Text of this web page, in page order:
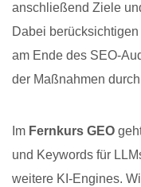
anschließend Ziele
Dabei
am Ende des SEO-
der Maßnahmen
Im Fernkurs GEO
und Keywords für
weitere KI-Engines.